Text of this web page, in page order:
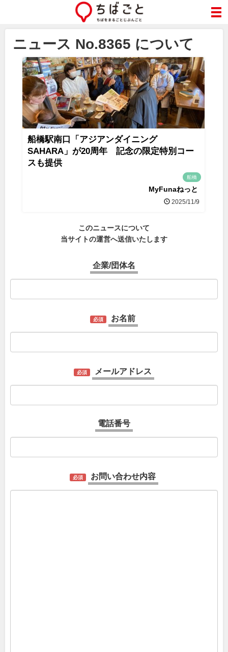
ニュース No.8365 について
船橋駅南口「アジアンダイニング
SAHARA」が20周年 記念の限定特別コー
スも提供
船橋
MyFunaねっと
2025/11/9
このニュースについて
当サイトの運営へ送信いたします
企業/団体名
必須 お名前
必須 メールアドレス
電話番号
必須 お問い合わせ内容